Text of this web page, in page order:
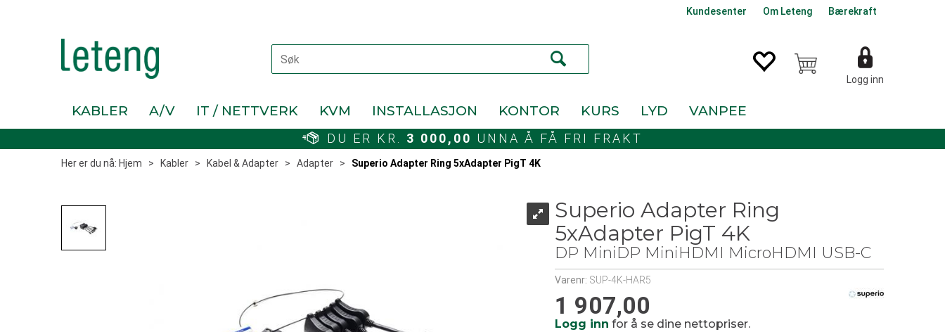
Kundesenter Om Leteng Bærekraft
Logg inn
KABLER A/V IT / NETTVERK KVM INSTALLASJON KONTOR KURS LYD VANPEE
DU ER KR. 3 000,00 UNNA Å FÅ FRI FRAKT
Her er du nå: Hjem > Kabler > Kabel & Adapter > Adapter > Superio Adapter Ring 5xAdapter PigT 4K
Superio Adapter Ring
5xAdapter PigT 4K
DP MiniDP MiniHDMI MicroHDMI USB-C
Varenr: SUP-4K-HAR5
1 907,00
Logg inn for å se dine nettopriser.